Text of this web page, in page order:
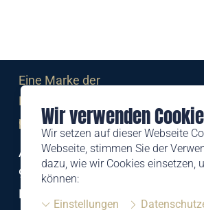
Wir verwenden
Wir setzen auf dieser Webseite
Webseite, stimmen Sie der
dazu, wie wir Cookies einsetzen,
können:
Einstellungen
Eine Marke der
Liechtensteinischen Post AG
post.li
Alte Zollstrasse 11
9494 Schaan
Liechtenstein